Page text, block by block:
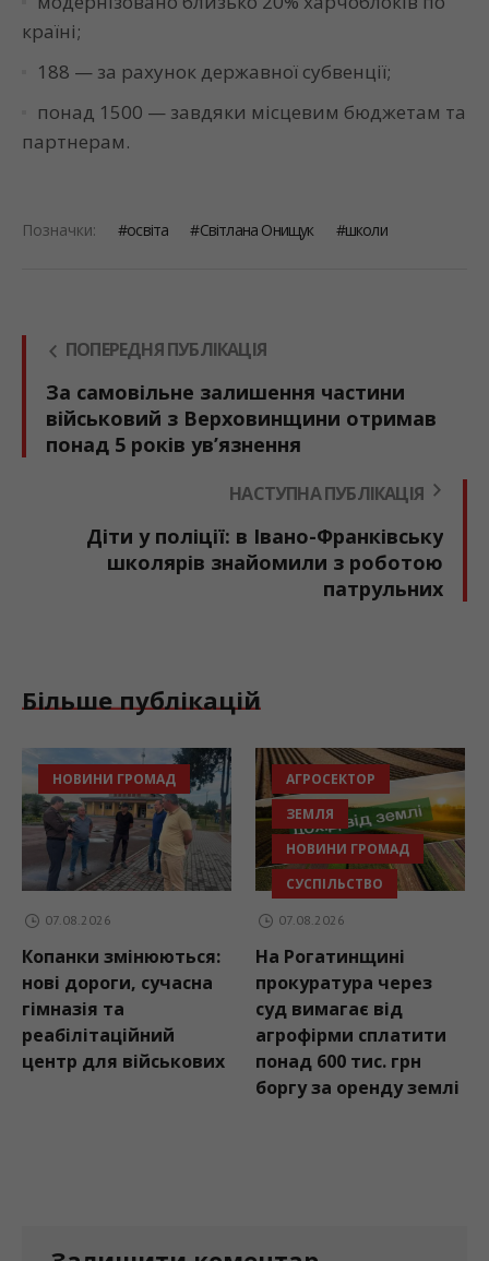
країні;
188 — за рахунок державної субвенції;
понад 1500 — завдяки місцевим бюджетам та
партнерам.
Позначки: освіта Світлана Онищук школи
ПОПЕРЕДНЯ ПУБЛІКАЦІЯ
За самовільне залишення частини
військовий з Верховинщини отримав
понад 5 років ув’язнення
НАСТУПНА ПУБЛІКАЦІЯ
Діти у поліції: в Івано-Франківську
школярів знайомили з роботою
патрульних
Більше публікацій
НОВИНИ ГРОМАД
07.08.2026
Копанки змінюються:
нові дороги, сучасна
гімназія та
реабілітаційний
центр для військових
АГРОСЕКТОР
ЗЕМЛЯ
НОВИНИ ГРОМАД
СУСПІЛЬСТВО
07.08.2026
На Рогатинщині
прокуратура через
суд вимагає від
агрофірми сплатити
понад 600 тис. грн
боргу за оренду землі